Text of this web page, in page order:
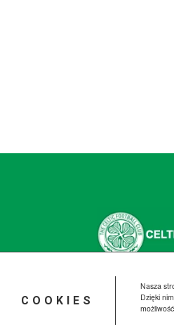
COOKIES
Nasza
Dzięki